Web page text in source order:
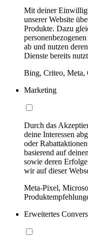
Mit deiner
unserer Website
Produkte. Dazu
ab und nutzen
Dienste bereits
Bing, Criteo, Meta,
Marketing
Durch das
deine Interessen
oder
basierend auf
sowie deren
wir auf dieser
Meta-Pixel,
Erweitertes